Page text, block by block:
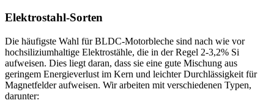
Elektrostahl-Sorten
Die häufigste Wahl für BLDC-Motorbleche sind nach wie vor
hochsiliziumhaltige Elektrostähle, die in der Regel 2-3,2% Si
aufweisen. Dies liegt daran, dass sie eine gute Mischung aus
geringem Energieverlust im Kern und leichter Durchlässigkeit für
Magnetfelder aufweisen. Wir arbeiten mit verschiedenen Typen,
darunter: